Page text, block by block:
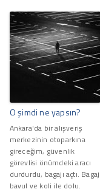
O şimdi ne yapsın?
Ankara'da bir alışveriş
merkezinin otoparkına
gireceğim, güvenlik
görevlisi önümdeki aracı
durdurdu, bagajı açtı. Bagaj
bavul ve koli ile dolu.